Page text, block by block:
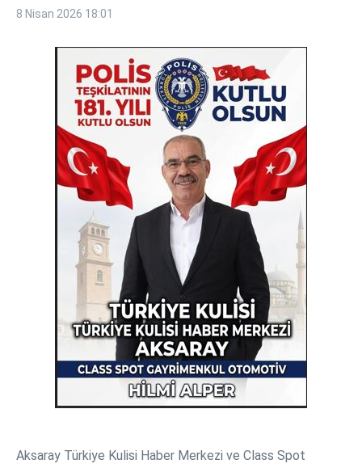
8 Nisan 2026 18:01
​Aksaray Türkiye Kulisi Haber Merkezi ve Class Spot